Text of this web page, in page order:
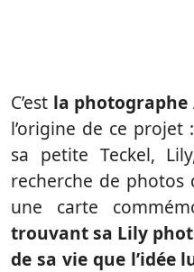
C’est la photographe
l’origine de ce projet
sa petite Teckel,
recherche de photos
une carte
trouvant sa Lily
de sa vie que l’idée